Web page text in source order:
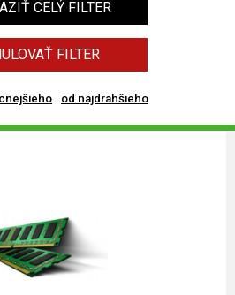
CELÝ FILTER
FILTER
od najdrahšieho